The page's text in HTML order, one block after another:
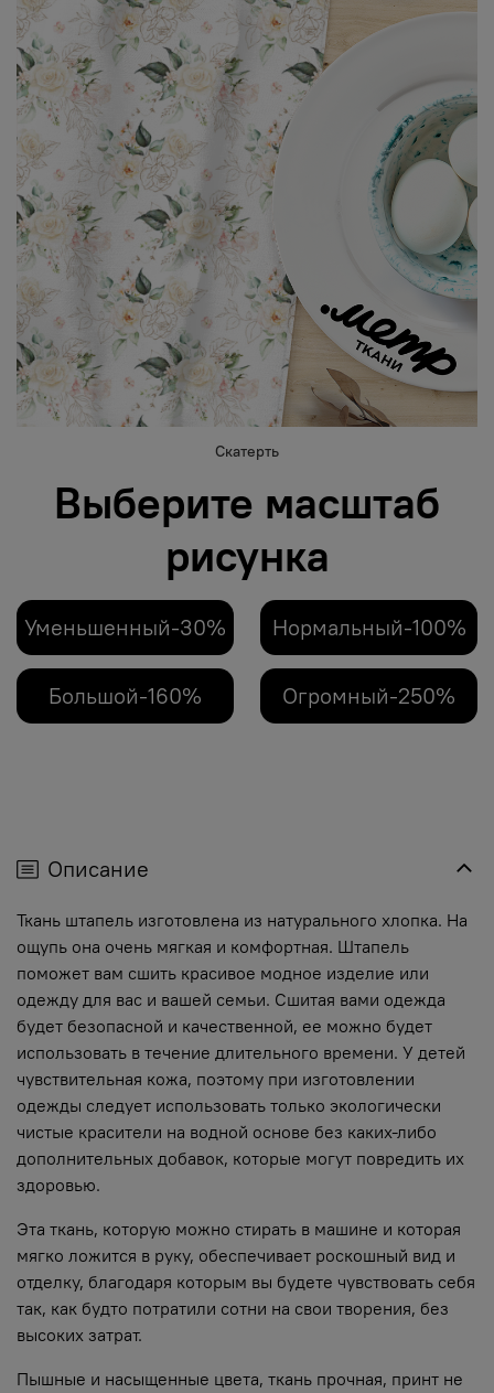
Скатерть
Выберите масштаб
рисунка
Уменьшенный-30% Нормальный-100%
Большой-160% Огромный-250%
Описание
Ткань штапель изготовлена из натурального хлопка. На
ощупь она очень мягкая и комфортная. Штапель
поможет вам сшить красивое модное изделие или
одежду для вас и вашей семьи. Сшитая вами одежда
будет безопасной и качественной, ее можно будет
использовать в течение длительного времени. У детей
чувствительная кожа, поэтому при изготовлении
одежды следует использовать только экологически
чистые красители на водной основе без каких-либо
дополнительных добавок, которые могут повредить их
здоровью.
Эта ткань, которую можно стирать в машине и которая
мягко ложится в руку, обеспечивает роскошный вид и
отделку, благодаря которым вы будете чувствовать себя
так, как будто потратили сотни на свои творения, без
высоких затрат.
Пышные и насыщенные цвета, ткань прочная, принт не